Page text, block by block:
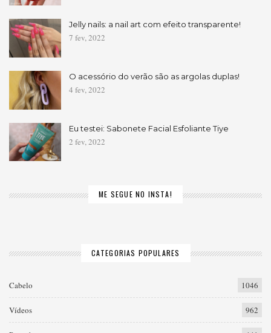
Jelly nails: a nail art com efeito transparente!
7 fev, 2022
O acessório do verão são as argolas duplas!
4 fev, 2022
Eu testei: Sabonete Facial Esfoliante Tiye
2 fev, 2022
ME SEGUE NO INSTA!
CATEGORIAS POPULARES
Cabelo 1046
Vídeos 962